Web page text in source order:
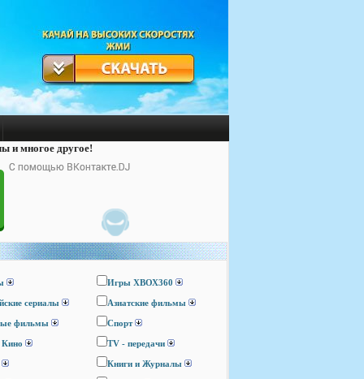
и многое другое!
Игры ХВОХ360
сериалы Азиатские фильмы
фильмы Спорт
TV - передачи
Книги и Журналы